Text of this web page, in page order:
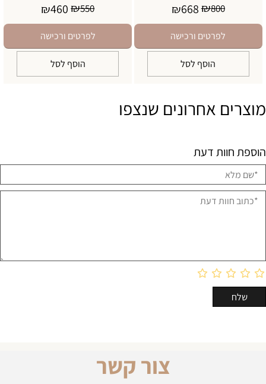
₪800
₪668
לפרטים ורכישה
הוסף לסל
₪550
₪460
לפרטים ורכישה
הוסף לסל
מוצרים אחרונים שנצפו
הוספת חוות דעת
צור קשר